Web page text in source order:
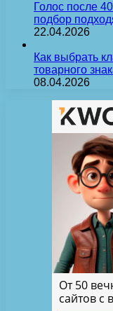
Голос после
подбор
22.04.2026
Как выбрать
товарного
08.04.2026